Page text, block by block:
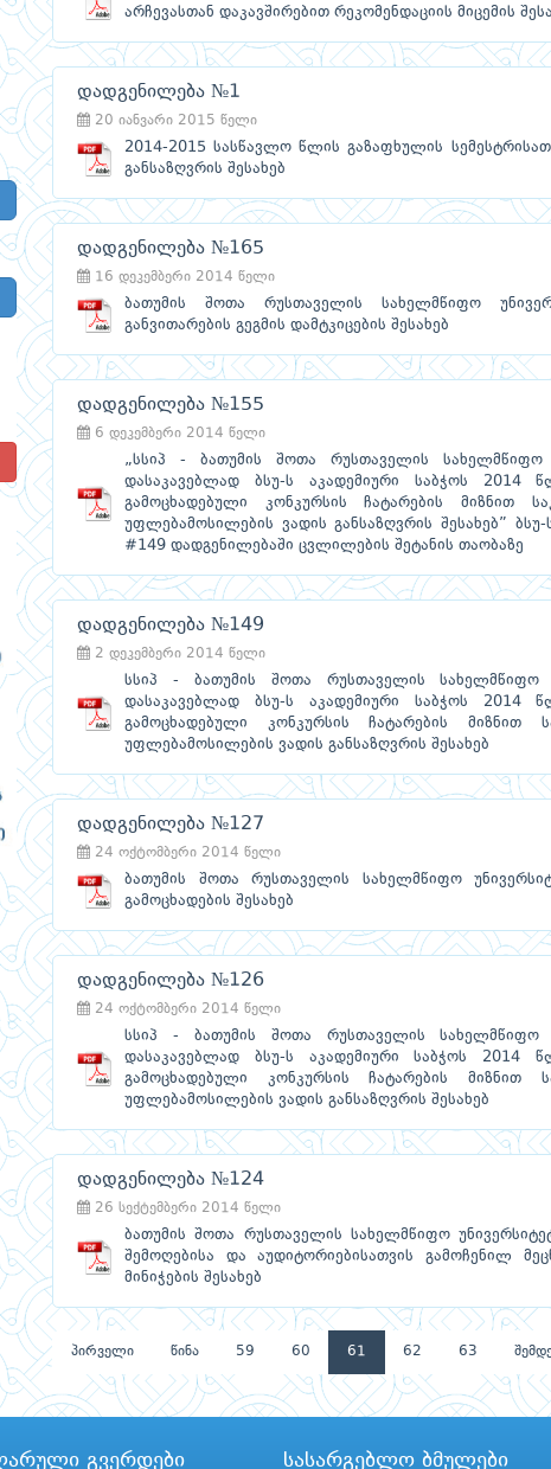
არჩევასთან დაკავშირებით რეკომენდაციის მიცემის
დადგენილება №1
20 იანვარი 2015 წელი
2014-2015 სასწავლო წლის გაზაფხულის
განსაზღვრის შესახებ
დადგენილება №165
16 დეკემბერი 2014 წელი
ბათუმის შოთა რუსთაველის სახელმწიფო
განვითარების გეგმის დამტკიცების შესახებ
დადგენილება №155
6 დეკემბერი 2014 წელი
„სსიპ - ბათუმის შოთა რუსთაველის სახელმწიფო
დასაკავებლად ბსუ-ს აკადემიური საბჭოს
გამოცხადებული კონკურსის ჩატარების მიზნით
უფლებამოსილების ვადის განსაზღვრის შესახებ”
#149 დადგენილებაში ცვლილების შეტანის თაობაზე
დადგენილება №149
2 დეკემბერი 2014 წელი
სსიპ - ბათუმის შოთა რუსთაველის სახელმწიფო
დასაკავებლად ბსუ-ს აკადემიური საბჭოს
გამოცხადებული კონკურსის ჩატარების მიზნით
უფლებამოსილების ვადის განსაზღვრის შესახებ
დადგენილება №127
24 ოქტომბერი 2014 წელი
ბათუმის შოთა რუსთაველის სახელმწიფო
გამოცხადების შესახებ
დადგენილება №126
24 ოქტომბერი 2014 წელი
სსიპ - ბათუმის შოთა რუსთაველის სახელმწიფო
დასაკავებლად ბსუ-ს აკადემიური საბჭოს
გამოცხადებული კონკურსის ჩატარების მიზნით
უფლებამოსილების ვადის განსაზღვრის შესახებ
დადგენილება №124
26 სექტემბერი 2014 წელი
ბათუმის შოთა რუსთაველის სახელმწიფო
შემოღებისა და აუდიტორიებისათვის გამოჩენილ
მინიჭების შესახებ
პირველი წინა 59 60 61 62 63
გვერდები სასარგებლო ბმულები